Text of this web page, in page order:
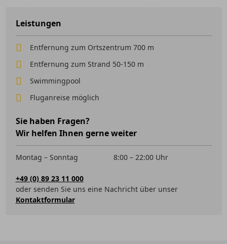
Leistungen
Entfernung zum Ortszentrum 700 m
Entfernung zum Strand 50-150 m
Swimmingpool
Fluganreise möglich
Sie haben Fragen?
Wir helfen Ihnen gerne weiter
Montag – Sonntag 8:00 – 22:00 Uhr
+49 (0) 89 23 11 000
oder senden Sie uns eine Nachricht über unser
Kontaktformular